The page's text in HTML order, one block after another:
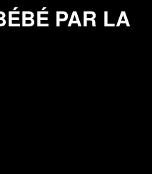
PAR LA